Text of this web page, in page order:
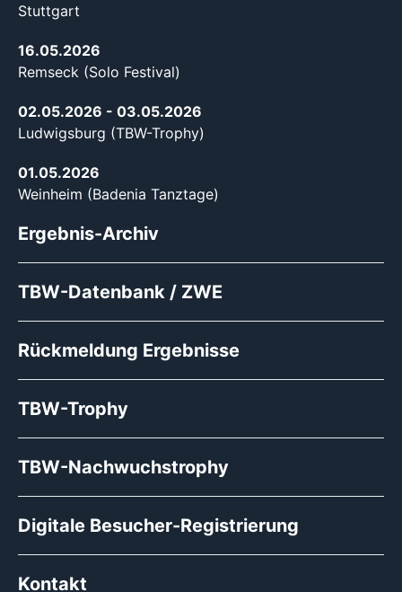
Stuttgart
16.05.2026
Remseck (Solo Festival)
02.05.2026 - 03.05.2026
Ludwigsburg (TBW-Trophy)
01.05.2026
Weinheim (Badenia Tanztage)
Ergebnis-Archiv
TBW-Datenbank / ZWE
Rückmeldung Ergebnisse
TBW-Trophy
TBW-Nachwuchstrophy
Digitale Besucher-Registrierung
Kontakt